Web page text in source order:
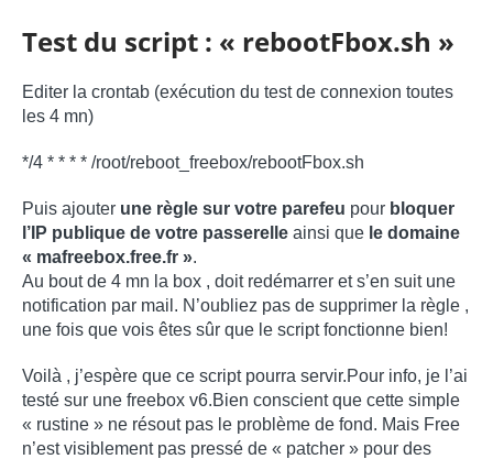
Test du script : « rebootFbox.sh »
Editer la crontab (exécution du test de connexion toutes
les 4 mn)
*/4 * * * * /root/reboot_freebox/rebootFbox.sh
Puis ajouter une règle sur votre parefeu pour bloquer
l’IP publique de votre passerelle ainsi que le domaine
« mafreebox.free.fr ».
Au bout de 4 mn la box , doit redémarrer et s’en suit une
notification par mail. N’oubliez pas de supprimer la règle ,
une fois que vois êtes sûr que le script fonctionne bien!
Voilà , j’espère que ce script pourra servir.Pour info, je l’ai
testé sur une freebox v6.Bien conscient que cette simple
« rustine » ne résout pas le problème de fond. Mais Free
n’est visiblement pas pressé de « patcher » pour des